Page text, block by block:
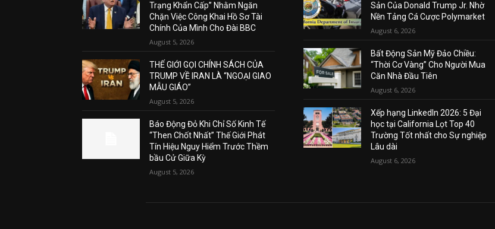
Trạng Khẩn Cấp” Nhằm Ngăn
Chặn Việc Công Khai Hồ Sơ Tài
Chính Của Mình Cho Đài BBC
August 5, 2026
THẾ GIỚI GỌI CHÍNH SÁCH CỦA
TRUMP VỀ IRAN LÀ “NGOẠI GIAO
MẪU GIÁO”
August 5, 2026
Báo Động Đỏ Khi Chỉ Số Kinh Tế
“Then Chốt Nhất” Thế Giới Phát
Tín Hiệu Nguy Hiểm Trước Thềm
bầu Cử Giữa Kỳ
August 5, 2026
Sản Của Donald Trump Jr. Nhờ
Nền Tảng Cá Cược Polymarket
August 6, 2026
Bất Động Sản Mỹ Đảo Chiều:
“Thời Cơ Vàng” Cho Người Mua
Căn Nhà Đầu Tiên
August 6, 2026
Xếp hạng LinkedIn 2026: 5 Đại
học tại California Lọt Top 40
Trường Tốt nhất cho Sự nghiệp
Lâu dài
August 6, 2026